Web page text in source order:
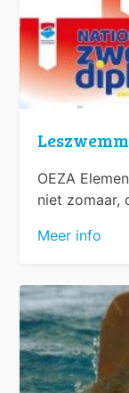
OEZA
niet zomaar,
Meer info